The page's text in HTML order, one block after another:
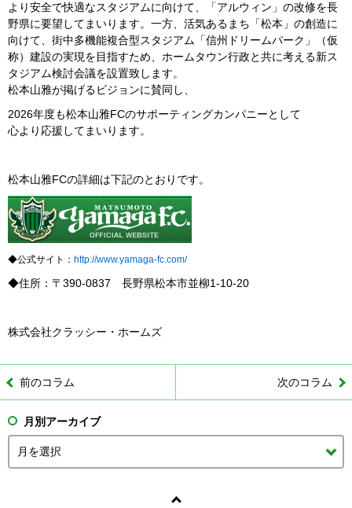
より安全で快適なスタジアムに向けて、「アルウィン」の改修を長
野県に要望してまいります。一方、活気あるまち「松本」の創造に
向けて、街中多機能複合型スタジアム「信州ドリームパーク」（仮
称）建設の実現を目指すため、ホームタウン行政と共に考える新ス
タジアム検討会議を設置致します。
松本山雅が掲げるビジョンに賛同し、
2026年度も松本山雅FCのサポーティングカンパニーとして
心より応援してまいります。
松本山雅FCの詳細は下記のとおりです。
◆公式サイト： http://www.yamaga-fc.com/
◆住所：〒390-0837 長野県松本市並柳1-10-20
株式会社クラッシー・ホームズ
前のコラム 次のコラム
月別アーカイブ